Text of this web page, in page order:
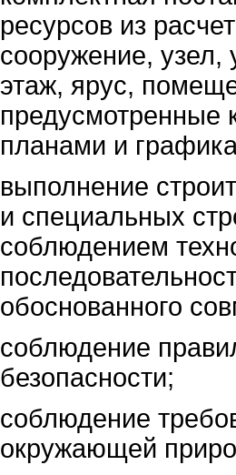
ресурсов из
сооружение, узел,
этаж, ярус,
предусмотренные
планами и
выполнение
и специальных
соблюдением
обоснованного
соблюдение
безопасности;
соблюдение
окружающей